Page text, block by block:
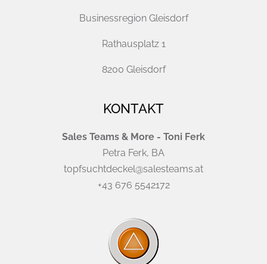
Businessregion Gleisdorf
Rathausplatz 1
8200 Gleisdorf
KONTAKT
Sales Teams & More - Toni Ferk
Petra Ferk, BA
topfsuchtdeckel@salesteams.at
+43 676 5542172